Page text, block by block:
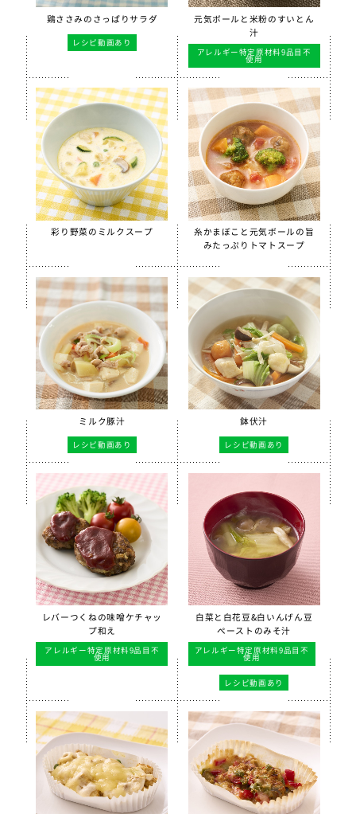
鶏ささみのさっぱりサラダ
レシピ動画あり
元気ボールと米粉のすいとん
汁
アレルギー特定原材料9品目不
使用
彩り野菜のミルクスープ
糸かまぼこと元気ボールの旨
みたっぷりトマトスープ
ミルク豚汁
レシピ動画あり
鉢伏汁
レシピ動画あり
レバーつくねの味噌ケチャッ
プ和え
アレルギー特定原材料9品目不
使用
白菜と白花豆&白いんげん豆
ペーストのみそ汁
アレルギー特定原材料9品目不
使用
レシピ動画あり